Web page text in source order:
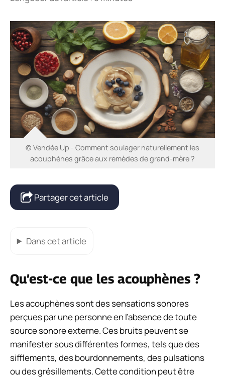
© Vendée Up - Comment soulager naturellement les
acouphènes grâce aux remèdes de grand-mère ?
Partager cet article
Dans cet article
Qu’est-ce que les acouphènes ?
Les acouphènes sont des sensations sonores
perçues par une personne en l’absence de toute
source sonore externe. Ces bruits peuvent se
manifester sous différentes formes, tels que des
sifflements, des bourdonnements, des pulsations
ou des grésillements. Cette condition peut être